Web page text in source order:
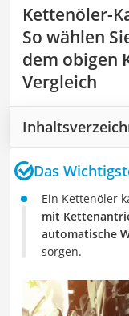
Kettenöler-
So wählen
dem obigen
Vergleich
Das
Ein Kettenöler
mit
automatische
sorgen.